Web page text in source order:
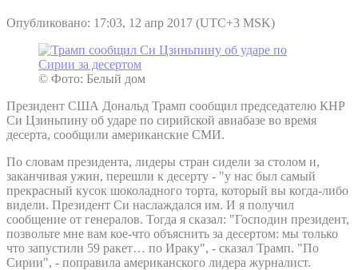
Опубликовано: 17:03, 12 апр 2017 (UTC+3 MSK)
© Фото: Белый дом
Президент США Дональд Трамп сообщил председателю КНР
Си Цзиньпину об ударе по сирийской авиабазе во время
десерта, сообщили американские СМИ.
По словам президента, лидеры стран сидели за столом и,
заканчивая ужин, перешли к десерту - "у нас был самый
прекрасный кусок шоколадного торта, который вы когда-либо
видели. Президент Си наслаждался им. И я получил
сообщение от генералов. Тогда я сказал: "Господин президент,
позвольте мне вам кое-что объяснить за десертом: мы только
что запустили 59 ракет… по Ираку", - сказал Трамп. "По
Сирии", - поправила американского лидера журналист.